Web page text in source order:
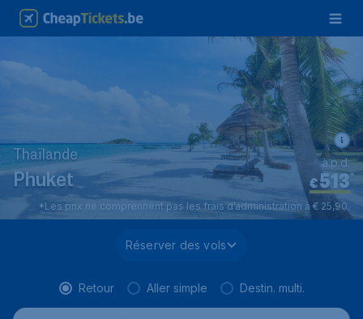
Thaïlande
Phuket €513*
à.p.d.
*Les prix ne comprennent pas les frais d’administration à € 25,90.
Réserver des vols
Retour Aller simple Destin. multi.